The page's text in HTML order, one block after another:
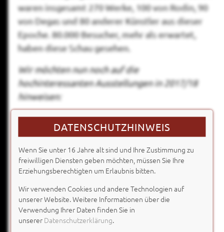
waren insgesamt 270 Werke, 100 von Rodin, 90
von Degas und 80 anderer Künstler aus dieser
Epoche. 80.000 Besucher, mehr als erwartet,
haben diese Schau gesehen.
Wir möchten nun noch auf die
hochinteressanten Ausstellungen in 2017/18
hinweisen:
Von der Heydt-Museum, Turmhof 8, 42103
Wuppertal
Adolf Erbslöh - der Avantgardemacher
11.04. bis 20.08.2017
Edouard Manet
24.10.2017 bis 25.02.2018
www.von-der-heydt-museum.de
DATENSCHUTZHINWEIS
Wenn Sie unter 16 Jahre alt sind und Ihre Zustimmung zu
freiwilligen Diensten geben möchten, müssen Sie Ihre
Erziehungsberechtigten um Erlaubnis bitten.
Wir verwenden Cookies und andere Technologien auf
unserer Website. Weitere Informationen über die
Verwendung Ihrer Daten finden Sie in
unserer Datenschutzerklärung.